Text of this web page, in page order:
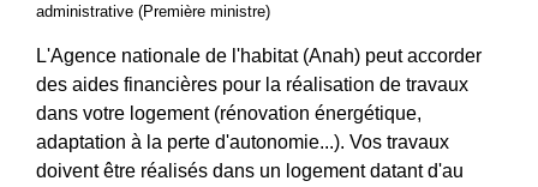
administrative (Première ministre)
L'Agence nationale de l'habitat (Anah) peut accorder
des aides financières pour la réalisation de travaux
dans votre logement (rénovation énergétique,
adaptation à la perte d'autonomie...). Vos travaux
doivent être réalisés dans un logement datant d'au